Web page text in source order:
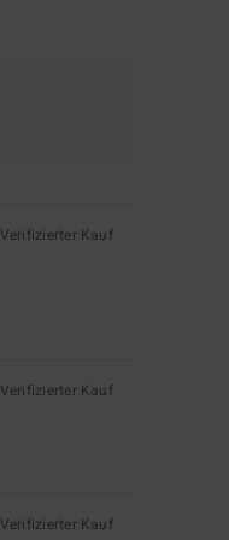
Verifizierter Kauf
Verifizierter Kauf
Verifizierter Kauf